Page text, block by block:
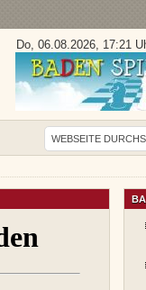
Do, 06.08.2026, 17:21